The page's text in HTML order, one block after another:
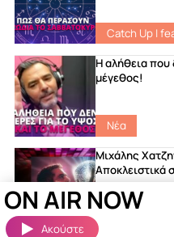
Catch Up|
Η αλήθεια που
μέγεθος!
Νέα
Μιχάλης
Αποκλειστικά
ON AIR NOW
Ακούστε